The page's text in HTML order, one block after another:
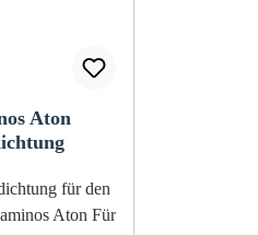
Aton
für den
Aton Für